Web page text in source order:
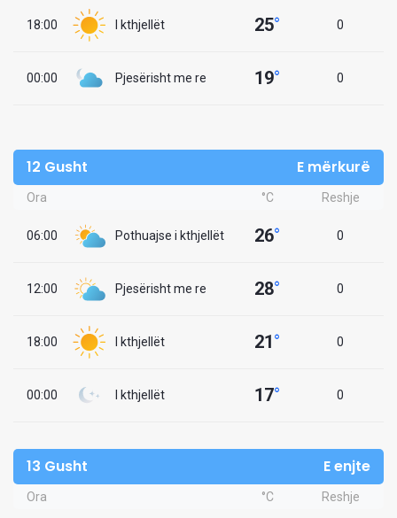
18:00 I kthjellët 25° 0
00:00 Pjesërisht me re 19° 0
12 Gusht E mërkurë
Ora °C Reshje
06:00 Pothuajse i kthjellët 26° 0
12:00 Pjesërisht me re 28° 0
18:00 I kthjellët 21° 0
00:00 I kthjellët 17° 0
13 Gusht E enjte
Ora °C Reshje